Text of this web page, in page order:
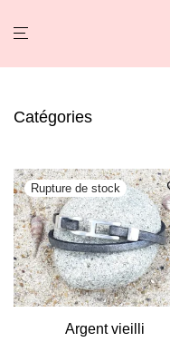
Catégories
Argent vieilli